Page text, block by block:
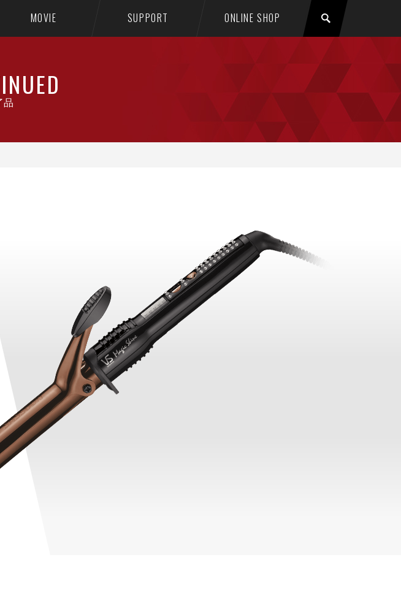
MOVIE SUPPORT ONLINE SHOP
品